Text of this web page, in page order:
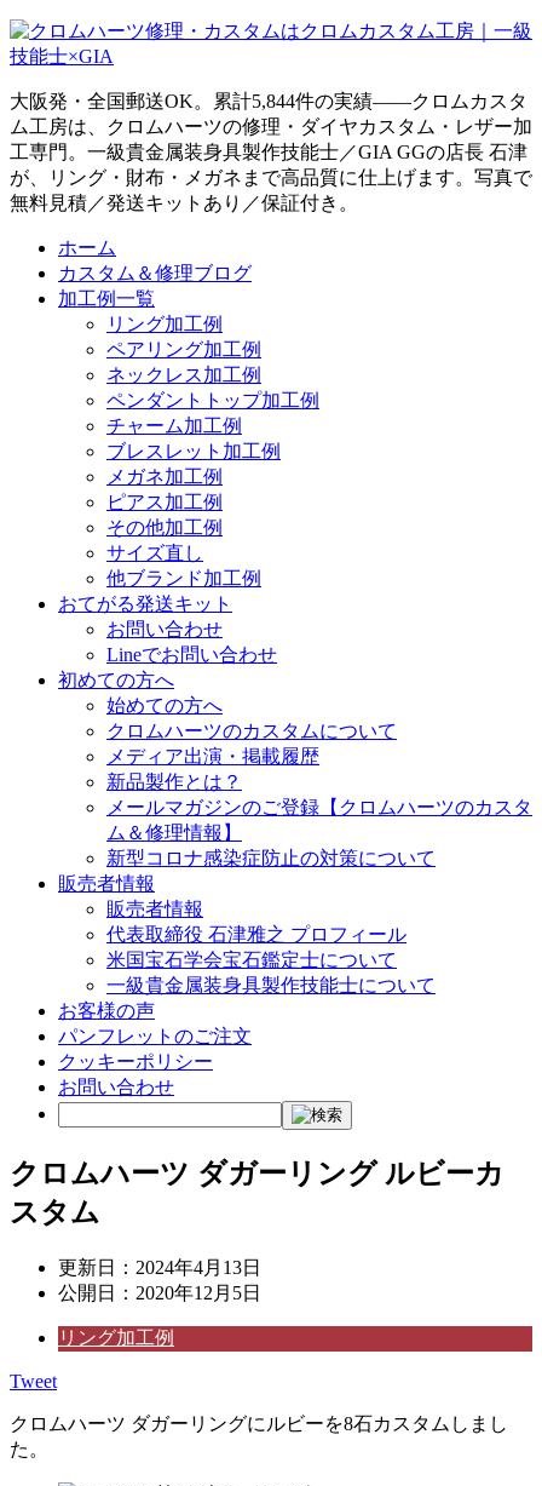
大阪発・全国郵送OK。累計5,844件の実績——クロムカスタ
ム工房は、クロムハーツの修理・ダイヤカスタム・レザー加
工専門。一級貴金属装身具製作技能士／GIA GGの店長 石津
が、リング・財布・メガネまで高品質に仕上げます。写真で
無料見積／発送キットあり／保証付き。
ホーム
カスタム＆修理ブログ
加工例一覧
リング加工例
ペアリング加工例
ネックレス加工例
ペンダントトップ加工例
チャーム加工例
ブレスレット加工例
メガネ加工例
ピアス加工例
その他加工例
サイズ直し
他ブランド加工例
おてがる発送キット
お問い合わせ
Lineでお問い合わせ
初めての方へ
始めての方へ
クロムハーツのカスタムについて
メディア出演・掲載履歴
新品製作とは？
メールマガジンのご登録【クロムハーツのカスタ
ム＆修理情報】
新型コロナ感染症防止の対策について
販売者情報
販売者情報
代表取締役 石津雅之 プロフィール
米国宝石学会宝石鑑定士について
一級貴金属装身具製作技能士について
お客様の声
パンフレットのご注文
クッキーポリシー
お問い合わせ
クロムハーツ ダガーリング ルビーカ
スタム
更新日： 2024年4月13日
公開日： 2020年12月5日
リング加工例
Tweet
クロムハーツ ダガーリングにルビーを8石カスタムしまし
た。